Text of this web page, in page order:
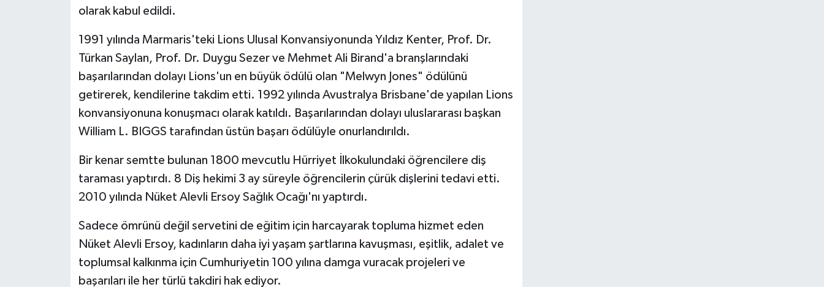
olarak kabul edildi.
1991 yılında Marmaris'teki Lions Ulusal Konvansiyonunda Yıldız Kenter, Prof. Dr.
Türkan Saylan, Prof. Dr. Duygu Sezer ve Mehmet Ali Birand'a branşlarındaki
başarılarından dolayı Lions'un en büyük ödülü olan "Melwyn Jones" ödülünü
getirerek, kendilerine takdim etti. 1992 yılında Avustralya Brisbane'de yapılan Lions
konvansiyonuna konuşmacı olarak katıldı. Başarılarından dolayı uluslararası başkan
William L. BIGGS tarafından üstün başarı ödülüyle onurlandırıldı.
Bir kenar semtte bulunan 1800 mevcutlu Hürriyet İlkokulundaki öğrencilere diş
taraması yaptırdı. 8 Diş hekimi 3 ay süreyle öğrencilerin çürük dişlerini tedavi etti.
2010 yılında Nüket Alevli Ersoy Sağlık Ocağı'nı yaptırdı.
Sadece ömrünü değil servetini de eğitim için harcayarak topluma hizmet eden
Nüket Alevli Ersoy, kadınların daha iyi yaşam şartlarına kavuşması, eşitlik, adalet ve
toplumsal kalkınma için Cumhuriyetin 100 yılına damga vuracak projeleri ve
başarıları ile her türlü takdiri hak ediyor.